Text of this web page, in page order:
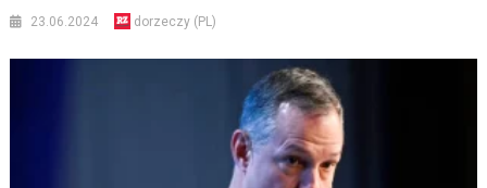
23.06.2024 dorzeczy (PL)